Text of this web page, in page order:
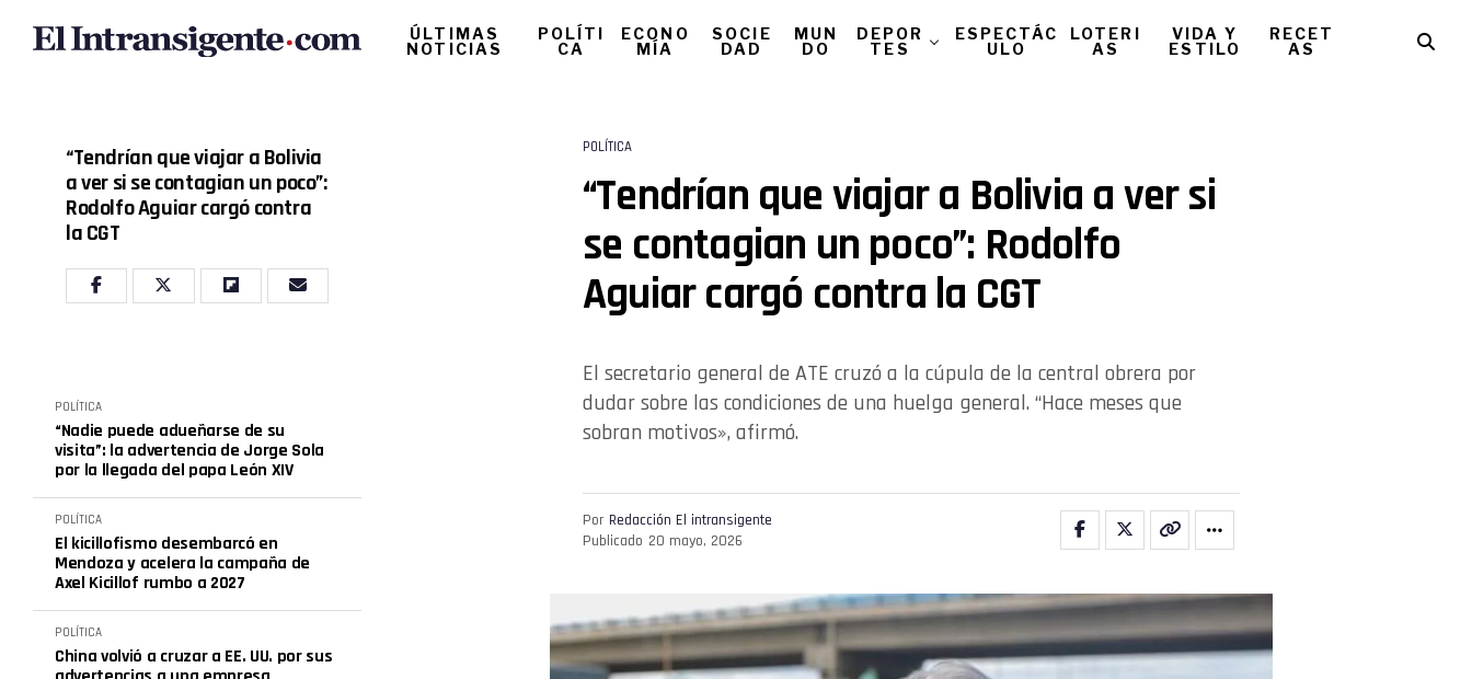
ÚLTIMAS
NOTICIAS
POLÍTI
CA
ECONO
MÍA
SOCIE
DAD
MUN
DO
DEPOR
TES
ESPECTÁC
ULO
LOTERI
AS
VIDA Y
ESTILO
RECET
AS
“Tendrían que viajar a Bolivia
a ver si se contagian un poco”:
Rodolfo Aguiar cargó contra
la CGT
POLÍTICA
“Nadie puede adueñarse de su
visita”: la advertencia de Jorge Sola
por la llegada del papa León XIV
POLÍTICA
El kicillofismo desembarcó en
Mendoza y acelera la campaña de
Axel Kicillof rumbo a 2027
POLÍTICA
China volvió a cruzar a EE. UU. por sus
POLÍTICA
“Tendrían que viajar a Bolivia a ver si
se contagian un poco”: Rodolfo
Aguiar cargó contra la CGT
El secretario general de ATE cruzó a la cúpula de la central obrera por
dudar sobre las condiciones de una huelga general. “Hace meses que
sobran motivos», afirmó.
Por Redacción El intransigente
Publicado 20 mayo, 2026